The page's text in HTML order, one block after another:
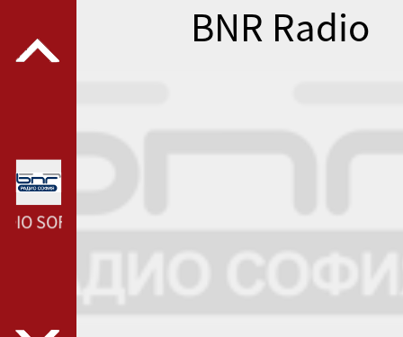
SOFIA --- BNR RADIO SOFIA ---
BNR Radio